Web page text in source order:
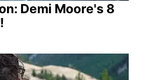
Demi Moore's 8